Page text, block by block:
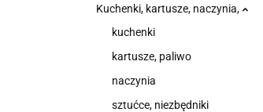
Kuchenki, kartusze, naczynia,
kuchenki
kartusze, paliwo
naczynia
sztućce, niezbędniki